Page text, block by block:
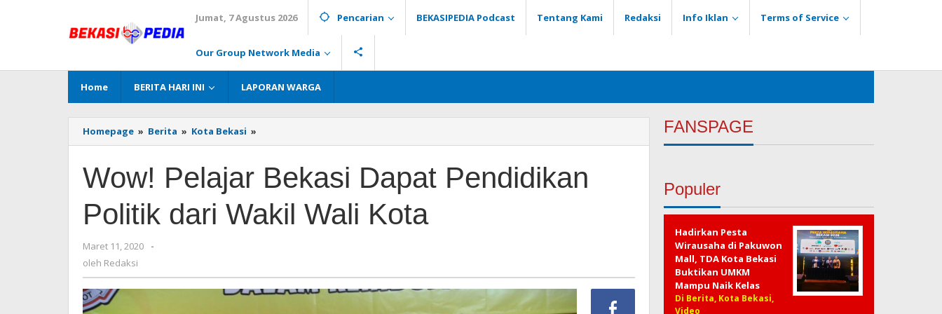
Jumat, 7 Agustus 2026 Pencarian BEKASIPEDIA Podcast Tentang Kami Redaksi Info Iklan Terms of Service
Our Group Network Media
Home BERITA HARI INI LAPORAN WARGA
Homepage » Berita » Kota Bekasi »
Pelajar
Dapat
Pendidikan
dari
Wakil
Wow! Pelajar Bekasi Dapat Pendidikan
Politik dari Wakil Wali Kota
Maret 11, 2020
oleh
-
oleh Redaksi
FANSPAGE
Populer
Hadirkan Pesta
Wirausaha di Pakuwon
Mall, TDA Kota Bekasi
Buktikan UMKM
Mampu Naik Kelas
Di Berita, Kota Bekasi,
Video